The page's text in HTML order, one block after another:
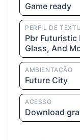
Game ready
PERFIL DE
Pbr Futuristic
Glass, And
AMBIENTAÇÃO
Future City
ACESSO
Download